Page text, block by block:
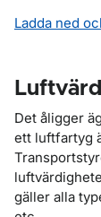
Ladda ned
Det åligger
ett luftfartyg
gäller alla